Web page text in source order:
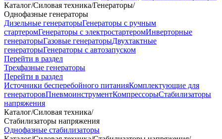
Каталог/Силовая техника/Генераторы/
Однофазные генераторы
Дизельные генераторыГенераторы с ручным
стартеромГенераторы с электростартеромИнверторные
генераторыГазовые генераторыДвухтактные
генераторыГенераторы с автозапуском
Перейти в раздел
Трехфазные генераторы
Перейти в раздел
Источники бесперебойного питанияКомплектующие для
генераторовПневмоинструментКомпрессорыСтабилизаторы
напряжения
Каталог/Силовая техника/
Стабилизаторы напряжения
Однофазные стабилизаторы